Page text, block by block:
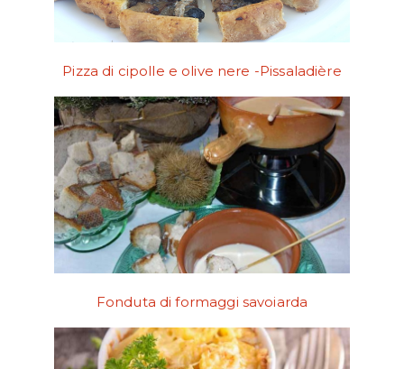
Pizza di cipolle e olive nere -Pissaladière
Fonduta di formaggi savoiarda